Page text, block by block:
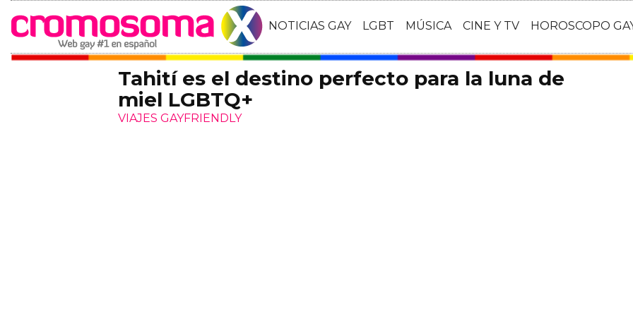
NOTICIAS GAY LGBT MÚSICA CINE Y TV HOROSCOPO
Tahití es el destino perfecto para la luna de
miel LGBTQ+
VIAJES GAYFRIENDLY